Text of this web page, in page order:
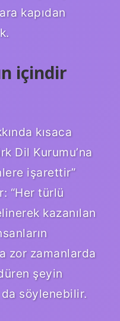
kapıdan
içindir
kısaca
Dil Kurumu’na
işarettir”
“Her türlü
kazanılan
zor zamanlarda
şeyin
söylenebilir.